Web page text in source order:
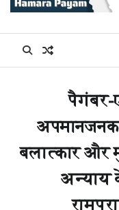
पैगंबर-
बलात्कार और
अन्याय